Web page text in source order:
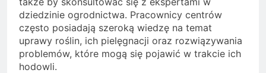
dziedzinie ogrodnictwa. Pracownicy centrów
często posiadają szeroką wiedzę na temat
uprawy roślin, ich pielęgnacji oraz rozwiązywania
problemów, które mogą się pojawić w trakcie ich
hodowli.